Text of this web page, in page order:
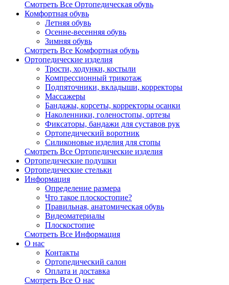
Смотреть Все Ортопедическая обувь
Комфортная обувь
Летняя обувь
Осенне-весенняя обувь
Зимняя обувь
Смотреть Все Комфортная обувь
Ортопедические изделия
Трости, ходунки, костыли
Компрессионный трикотаж
Подпяточники, вкладыши, корректоры
Массажеры
Бандажы, корсеты, корректоры осанки
Наколенники, голеностопы, ортезы
Фиксаторы, бандажи для суставов рук
Ортопедический воротник
Силиконовые изделия для стопы
Смотреть Все Ортопедические изделия
Ортопедические подушки
Ортопедические стельки
Информация
Определение размера
Что такое плоскостопие?
Правильная, анатомическая обувь
Видеоматериалы
Плоскостопие
Смотреть Все Информация
О нас
Контакты
Ортопедический салон
Оплата и доставка
Смотреть Все О нас